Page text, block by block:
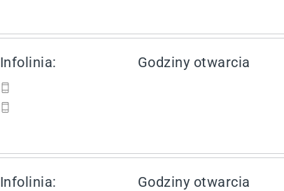
Infolinia: Godziny otwarcia
Infolinia: Godziny otwarcia